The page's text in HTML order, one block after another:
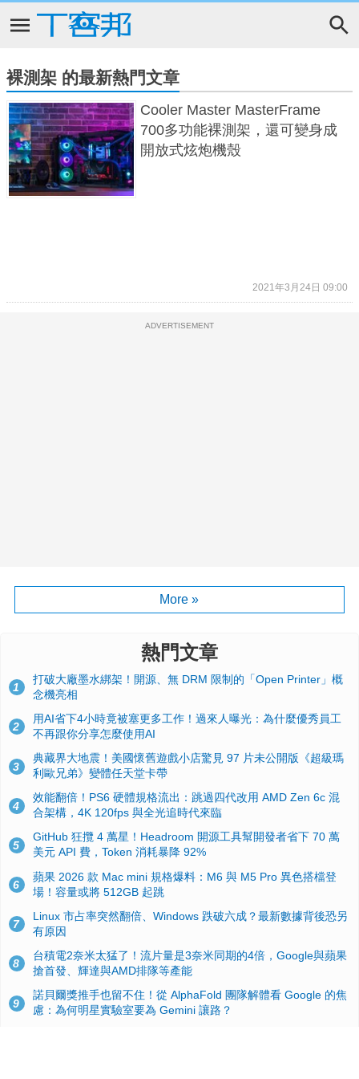
裸測架 的最新熱門文章
Cooler Master MasterFrame
700多功能裸測架，還可變身成
開放式炫炮機殼
2021年3月24日 09:00
ADVERTISEMENT
More »
熱門文章
1
打破大廠墨水綁架！開源、無 DRM 限制的「Open Printer」概
念機亮相
2
用AI省下4小時竟被塞更多工作！過來人曝光：為什麼優秀員工
不再跟你分享怎麼使用AI
3
典藏界大地震！美國懷舊遊戲小店驚見 97 片未公開版《超級瑪
利歐兄弟》變體任天堂卡帶
4
效能翻倍！PS6 硬體規格流出：跳過四代改用 AMD Zen 6c 混
合架構，4K 120fps 與全光追時代來臨
5
GitHub 狂攬 4 萬星！Headroom 開源工具幫開發者省下 70 萬
美元 API 費，Token 消耗暴降 92%
6
蘋果 2026 款 Mac mini 規格爆料：M6 與 M5 Pro 異色搭檔登
場！容量或將 512GB 起跳
7
Linux 市占率突然翻倍、Windows 跌破六成？最新數據背後恐另
有原因
8
台積電2奈米太猛了！流片量是3奈米同期的4倍，Google與蘋果
搶首發、輝達與AMD排隊等產能
9
諾貝爾獎推手也留不住！從 AlphaFold 團隊解體看 Google 的焦
慮：為何明星實驗室要為 Gemini 讓路？